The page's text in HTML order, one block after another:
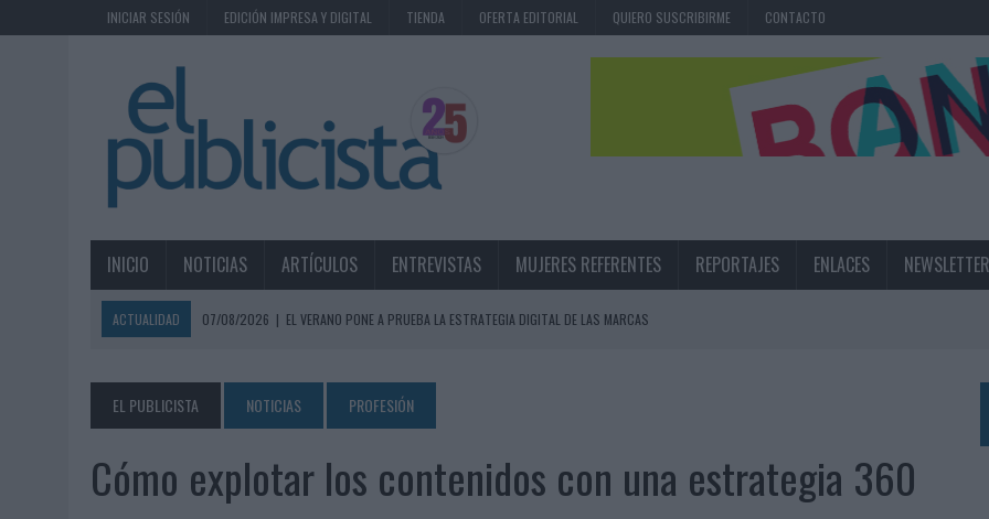
INICIAR SESIÓN EDICIÓN IMPRESA Y DIGITAL TIENDA OFERTA EDITORIAL QUIERO SUSCRIBIRME CONTACTO
INICIO NOTICIAS ARTÍCULOS ENTREVISTAS MUJERES REFERENTES REPORTAJES ENLACES NEWSLETTER
ACTUALIDAD 07/08/2026 | EL VERANO PONE A PRUEBA LA ESTRATEGIA DIGITAL DE LAS MARCAS
CUANDO SE APAGUE EL SOL, EL ECLIPSE DE 2026 PONDRÁ A PRUEBA LA CREATIVIDAD DE LAS MARCAS
06/08/2026 | ‘LA VUELTA’, DE FENOMENAL PARA MÁLAGA CF
06/08/2026
SIETE DE CADA DIEZ EMPRESAS ESPAÑOLAS NO INTEGRAN LA INFANCIA EN SU ESTRATEGIA
06/08/2026
EL MERCADO PUBLICITARIO CAE UN 2,6% EN 2025, AUNQUE LOS MEDIOS CONTROLADOS MANTIENEN EL CRECIMIENTO
EL PUBLICISTA NOTICIAS PROFESIÓN
Cómo explotar los contenidos con una estrategia 360